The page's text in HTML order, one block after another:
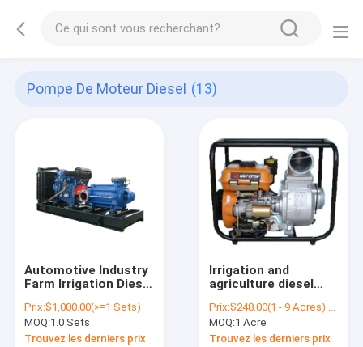
Pompe De Moteur Diesel (13)
Automotive Industry
Farm Irrigation Diesel
Sized Downhole
Water Pump
Prix:$1,000.00(>=1 Sets)
MOQ:1.0 Sets
Trouvez les derniers prix
Irrigation and
agriculture diesel
water pump set
agricultural irrigation
mobile water pump
Prix:$248.00(1 - 9 Acres) $220.00(>=10 Acres)
MOQ:1 Acre
Trouvez les derniers prix